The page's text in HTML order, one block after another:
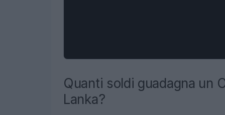
Quanti soldi guadagna un
Lanka?